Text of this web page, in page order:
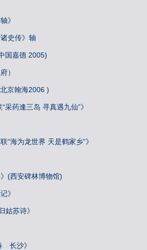
》
史传》轴
国嘉德 2005)
）
京翰海2006 )
采药逢三岛 寻真遇九仙”》
“海为龙世界 天是鹤家乡”》
(西安碑林博物馆)
》
苏诗》
长沙》